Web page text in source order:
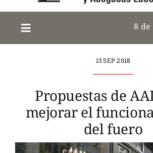
8 de
13 SEP 2018
Propuestas de
mejorar el
del fuero